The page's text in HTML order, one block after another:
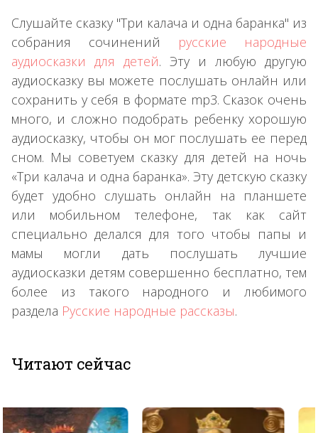
Слушайте сказку "Три калача и одна баранка" из
собрания сочинений русские народные
аудиосказки для детей. Эту и любую другую
аудиосказку вы можете послушать онлайн или
сохранить у себя в формате mp3. Сказок очень
много, и сложно подобрать ребенку хорошую
аудиосказку, чтобы он мог послушать ее перед
сном. Мы советуем сказку для детей на ночь
«Три калача и одна баранка». Эту детскую сказку
будет удобно слушать онлайн на планшете
или мобильном телефоне, так как сайт
специально делался для того чтобы папы и
мамы могли дать послушать лучшие
аудиосказки детям совершенно бесплатно, тем
более из такого народного и любимого
раздела Русские народные рассказы.
Читают сейчас